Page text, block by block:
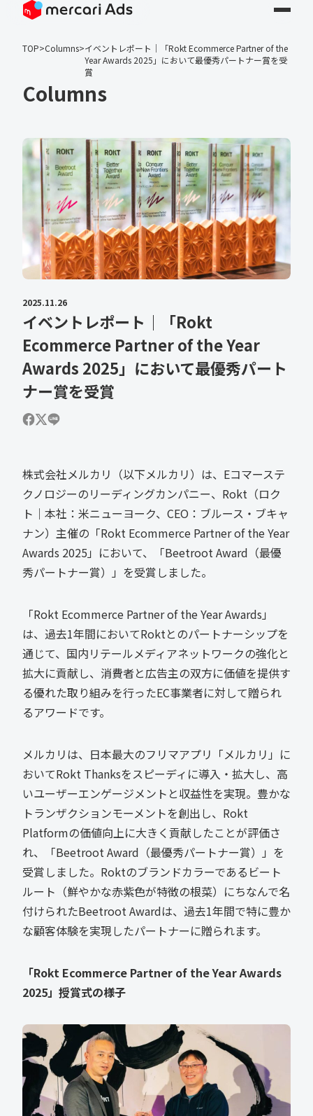
TOP>Columns>イベントレポート｜「Rokt Ecommerce Partner of the
Year Awards 2025」において最優秀パートナー賞を受
賞
Columns
2025.11.26
イベントレポート｜「Rokt
Ecommerce Partner of the Year
Awards 2025」において最優秀パート
ナー賞を受賞
株式会社メルカリ（以下メルカリ）は、Eコマーステ
クノロジーのリーディングカンパニー、Rokt（ロク
ト｜本社：米ニューヨーク、CEO：ブルース・ブキャ
ナン）主催の「Rokt Ecommerce Partner of the Year
Awards 2025」において、「Beetroot Award（最優
秀パートナー賞）」を受賞しました。
「Rokt Ecommerce Partner of the Year Awards」
は、過去1年間においてRoktとのパートナーシップを
通じて、国内リテールメディアネットワークの強化と
拡大に貢献し、消費者と広告主の双方に価値を提供す
る優れた取り組みを行ったEC事業者に対して贈られ
るアワードです。
メルカリは、日本最大のフリマアプリ「メルカリ」に
おいてRokt Thanksをスピーディに導入・拡大し、高
いユーザーエンゲージメントと収益性を実現。豊かな
トランザクションモーメントを創出し、Rokt
Platformの価値向上に大きく貢献したことが評価さ
れ、「Beetroot Award（最優秀パートナー賞）」を
受賞しました。Roktのブランドカラーであるビート
ルート（鮮やかな赤紫色が特徴の根菜）にちなんで名
付けられたBeetroot Awardは、過去1年間で特に豊か
な顧客体験を実現したパートナーに贈られます。
「Rokt Ecommerce Partner of the Year Awards
2025」授賞式の様子